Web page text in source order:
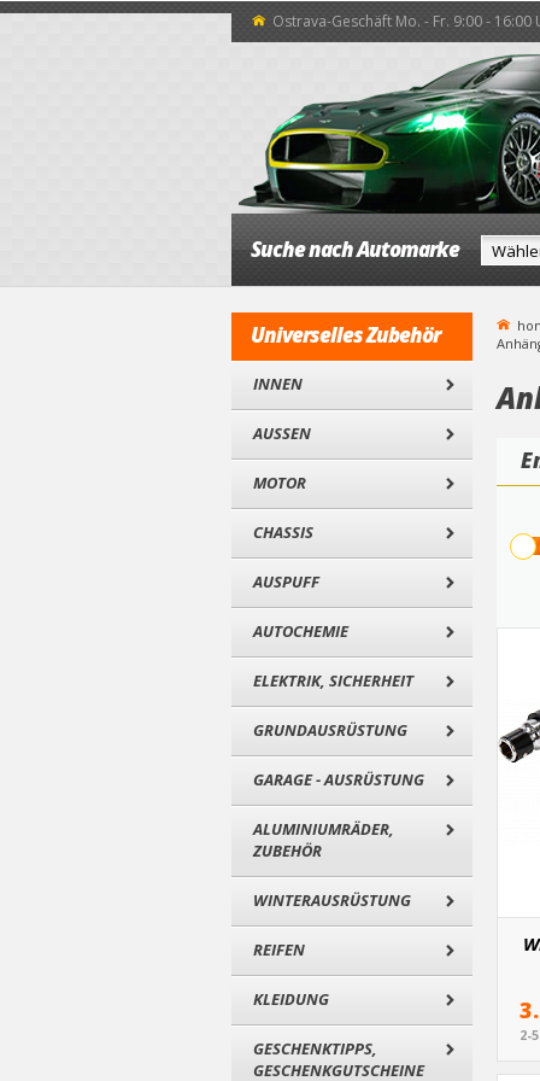
Ostrava-Geschäft Mo. - Fr. 9:00 - 16:00
Suche nach Automarke
Universelles Zubehör
INNEN
AUSSEN
MOTOR
CHASSIS
AUSPUFF
AUTOCHEMIE
ELEKTRIK, SICHERHEIT
GRUNDAUSRÜSTUNG
GARAGE - AUSRÜSTUNG
ALUMINIUMRÄDER,
ZUBEHÖR
WINTERAUSRÜSTUNG
REIFEN
KLEIDUNG
GESCHENKTIPPS,
GESCHENKGUTSCHEINE
2-